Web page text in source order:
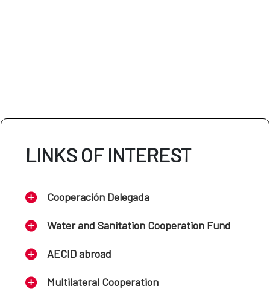
LINKS OF INTEREST
Cooperación Delegada
Water and Sanitation Cooperation Fund
AECID abroad
Multilateral Cooperation